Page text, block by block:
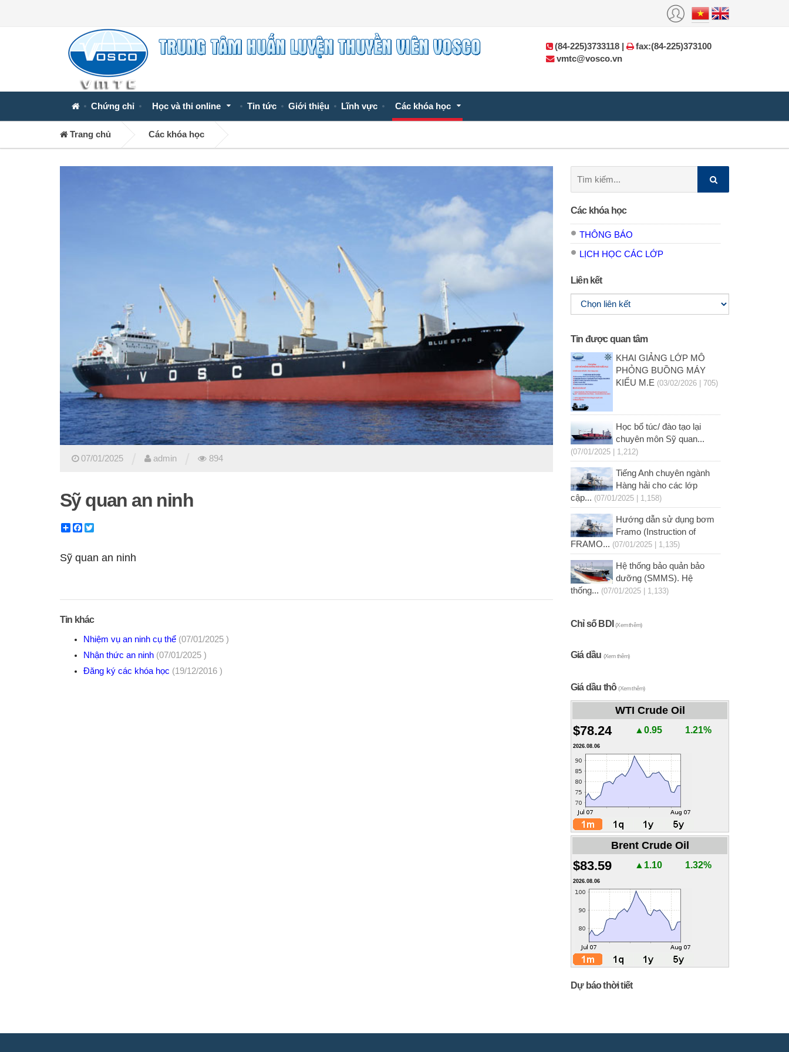
Chứng chỉ Học và thi online Tin tức Giới thiệu Lĩnh vực Các khóa học
(84-225)3733118 |
fax:(84-225)373100
vmtc@vosco.vn
Trang chủ Các khóa học
07/01/2025 admin 894
Sỹ quan an ninh
ShareFacebook
Sỹ quan an ninh
Tin khác
Nhiệm vụ an ninh cụ thể (07/01/2025 )
Nhận thức an ninh (07/01/2025 )
Đăng ký các khóa học (19/12/2016 )
kiếm:
Các khóa học
THÔNG BÁO
LỊCH HỌC CÁC LỚP
Liên kết
Tin được quan tâm
KHAI GIẢNG LỚP MÔ
PHỎNG BUỒNG MÁY
KIỂU M.E (03/02/2026 | 705)
Học bổ túc/ đào tạo lại
chuyên môn Sỹ quan...
(07/01/2025 | 1,212)
Tiếng Anh chuyên ngành
Hàng hải cho các lớp
cập... (07/01/2025 | 1,158)
Hướng dẫn sử dụng bơm
Framo (Instruction of
FRAMO... (07/01/2025 | 1,135)
Hệ thống bảo quản bảo
dưỡng (SMMS). Hệ
thống... (07/01/2025 | 1,133)
Chỉ số BDI(Xem thêm)
Giá dầu (Xem thêm)
Giá dầu thô(Xem thêm)
WTI Crude Oil
$78.24 ▲0.95 1.21%
2026.08.06
Brent Crude Oil
$83.59 ▲1.10 1.32%
2026.08.06
Dự báo thời tiết